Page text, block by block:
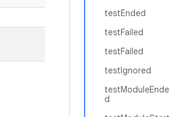
testEnded
testFailed
testFailed
testIgnored
testModuleEnde
d